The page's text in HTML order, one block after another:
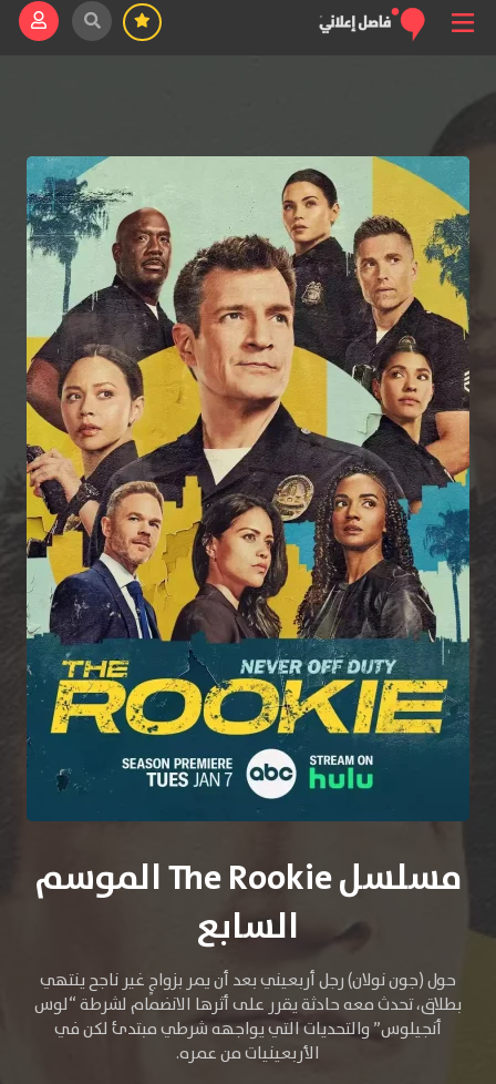
مسلسل The Rookie الموسم
السابع
حول (جون نولان) رجل أربعيني بعد أن يمر بزواجٍ غير ناجح ينتهي
بطلاق، تحدث معه حادثة يقرر على أثرها الانضمام لشرطة “لوس
أنجيلوس” والتحديات التي يواجهه شرطي مبتدئ لكن في
الأربعينيات من عمره.